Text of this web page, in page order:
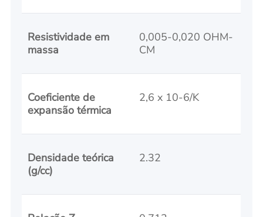
Resistividade em
massa
0,005-0,020 OHM-
CM
Coeficiente de
expansão térmica
2,6 x 10-6/K
Densidade teórica
(g/cc)
2.32